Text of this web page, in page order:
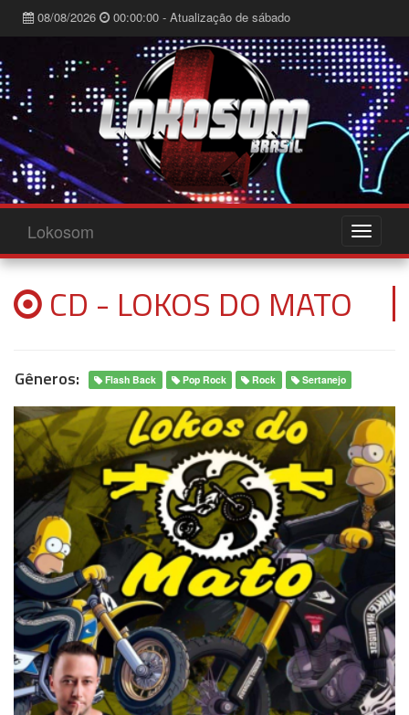
08/08/2026 00:00:00 - Atualização de sábado
Lokosom
CD - LOKOS DO MATO
Gêneros: Flash Back Pop Rock Rock Sertanejo